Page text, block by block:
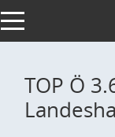
Toggle navigation
TOP Ö